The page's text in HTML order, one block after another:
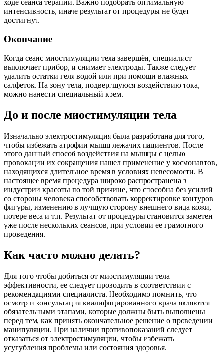
ходе сеанса терапии. Важно подобрать оптимальную
интенсивность, иначе результат от процедуры не будет
достигнут.
Окончание
Когда сеанс миостимуляции тела завершён, специалист
выключает прибор, и снимает электроды. Также следует
удалить остатки геля водой или при помощи влажных
салфеток. На зону тела, подвергшуюся воздействию тока,
можно нанести специальный крем.
До и после миостимуляции тела
Изначально электростимуляция была разработана для того,
чтобы избежать атрофии мышц лежачих пациентов. После
этого данный способ воздействия на мышцы с целью
провокации их сокращения нашел применение у космонавтов,
находящихся длительное время в условиях невесомости. В
настоящее время процедура широко распространена в
индустрии красоты по той причине, что способна без усилий
со стороны человека способствовать корректировке контуров
фигуры, изменению в лучшую сторону внешнего вида кожи,
потере веса и т.п. Результат от процедуры становится заметен
уже после нескольких сеансов, при условии ее грамотного
проведения.
Как часто можно делать?
Для того чтобы добиться от миостимуляции тела
эффективности, ее следует проводить в соответствии с
рекомендациями специалиста. Необходимо помнить, что
осмотр и консультация квалифицированного врача являются
обязательными этапами, которые должны быть выполнены
перед тем, как принять окончательное решение о проведении
манипуляции. При наличии противопоказаний следует
отказаться от электростимуляции, чтобы избежать
усугубления проблемы или состояния здоровья.